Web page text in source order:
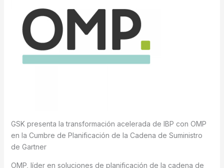
GSK presenta la transformación acelerada de IBP con OMP
en la Cumbre de Planificación de la Cadena de Suministro
de Gartner
OMP, líder en soluciones de planificación de la cadena de